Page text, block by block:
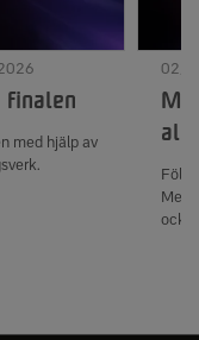
finalen
med hjälp av
02/
allt
Följ